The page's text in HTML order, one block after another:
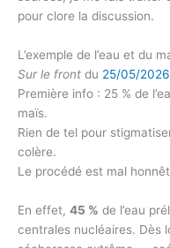
pour clore la discussion.
L’exemple de l’eau et du
Sur le front du 25/05/2026
Première info : 25 % de
maïs.
Rien de tel pour
colère.
Le procédé est mal
En effet, 45 % de l’eau
centrales nucléaires. Dès